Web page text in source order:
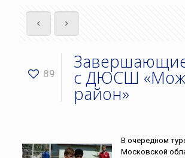
89 с ДЮСШ
район»
В очередном
Московской